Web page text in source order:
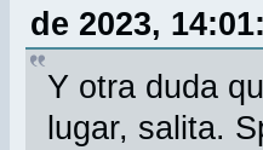
de 2023,
Y otra duda
lugar, salita.